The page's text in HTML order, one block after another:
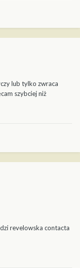
lub tylko zwraca
szybciej niż
revelowska contacta